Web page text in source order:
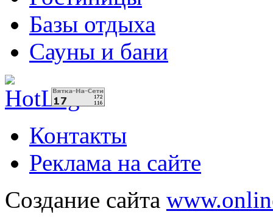
Базы отдыха
Сауны и бани
Контакты
Реклама на сайте
Создание сайта